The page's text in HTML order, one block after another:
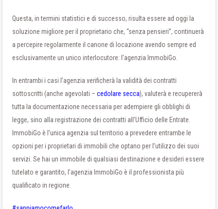
Questa, in termini statistici e di successo, risulta essere ad oggi la
soluzione migliore per il proprietario che, “senza pensieri”, continuerà
a percepire regolarmente il canone di locazione avendo sempre ed
esclusivamente un unico interlocutore: l’agenzia ImmobiGo.
In entrambi i casi l’agenzia verificherà la validità dei contratti
sottoscritti (anche agevolati – cedolare secca), valuterà e recupererà
tutta la documentazione necessaria per adempiere gli obblighi di
legge, sino alla registrazione dei contratti all’Ufficio delle Entrate.
ImmobiGo è l’unica agenzia sul territorio a prevedere entrambe le
opzioni per i proprietari di immobili che optano per l’utilizzo dei suoi
servizi. Se hai un immobile di qualsiasi destinazione e desideri essere
tutelato e garantito, l’agenzia ImmobiGo è il professionista più
qualificato in regione.